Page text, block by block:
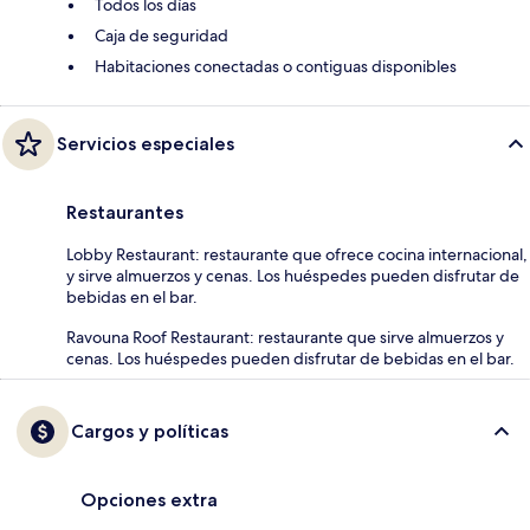
Todos los días
Caja de seguridad
Habitaciones conectadas o contiguas disponibles
Servicios especiales
Restaurantes
Lobby Restaurant: restaurante que ofrece cocina internacional,
y sirve almuerzos y cenas. Los huéspedes pueden disfrutar de
bebidas en el bar.
Ravouna Roof Restaurant: restaurante que sirve almuerzos y
cenas. Los huéspedes pueden disfrutar de bebidas en el bar.
Cargos y políticas
Opciones extra